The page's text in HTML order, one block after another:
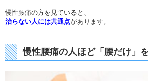
慢性腰痛の方を見ていると、
治らない人には共通点があります。
慢性腰痛の人ほど「腰だけ」